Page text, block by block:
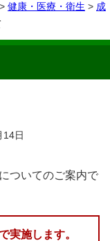
> 健康・医療・衛生 > 成
日
ついてのご案内で
実施します。